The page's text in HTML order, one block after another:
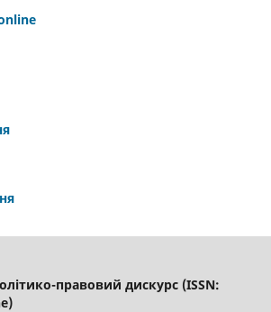
правовий дискурс (ISSN: